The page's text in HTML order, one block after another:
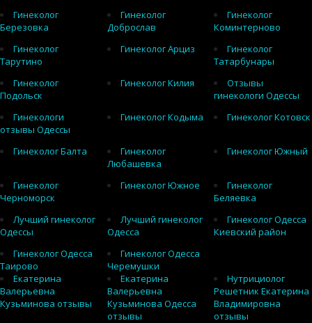
Гинеколог
Березовка
Гинеколог
Доброслав
Гинеколог
Коминтерново
Гинеколог
Тарутино
Гинеколог Арциз
Гинеколог
Татарбунары
Гинеколог
Подольск
Гинеколог Килия
Отзывы
гинекологи Одессы
Гинекологи
отзывы Одессы
Гинеколог Кодыма Гинеколог Котовск
Гинеколог Балта
Гинеколог
Любашевка
Гинеколог Южный
Гинеколог
Черноморск
Гинеколог Южное
Гинеколог
Беляевка
Лучший гинеколог
Одессы
Лучший гинеколог
Одесса
Гинеколог Одесса
Киевский район
Гинеколог Одесса
Таирово
Гинеколог Одесса
Черемушки
Екатерина
Валерьевна
Кузьминова отзывы
Екатерина
Валерьевна
Кузьминова Одесса
отзывы
Нутрициолог
Решетник Екатерина
Владимировна
отзывы